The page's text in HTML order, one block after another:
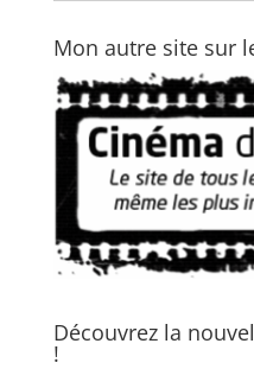
Mon autre site sur
Découvrez la
!